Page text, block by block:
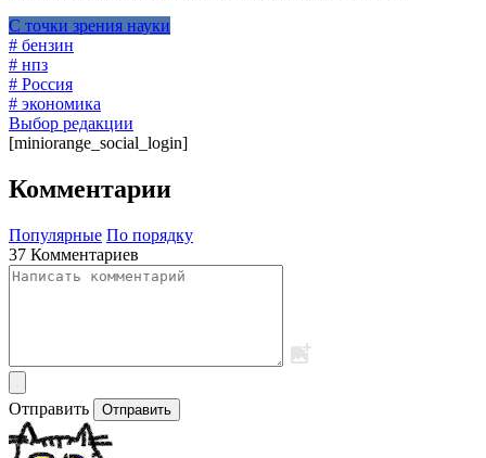
С точки зрения науки
# бензин
# нпз
# Россия
# экономика
Выбор редакции
[miniorange_social_login]
Комментарии
Популярные По порядку
37 Комментариев
Отправить Отправить